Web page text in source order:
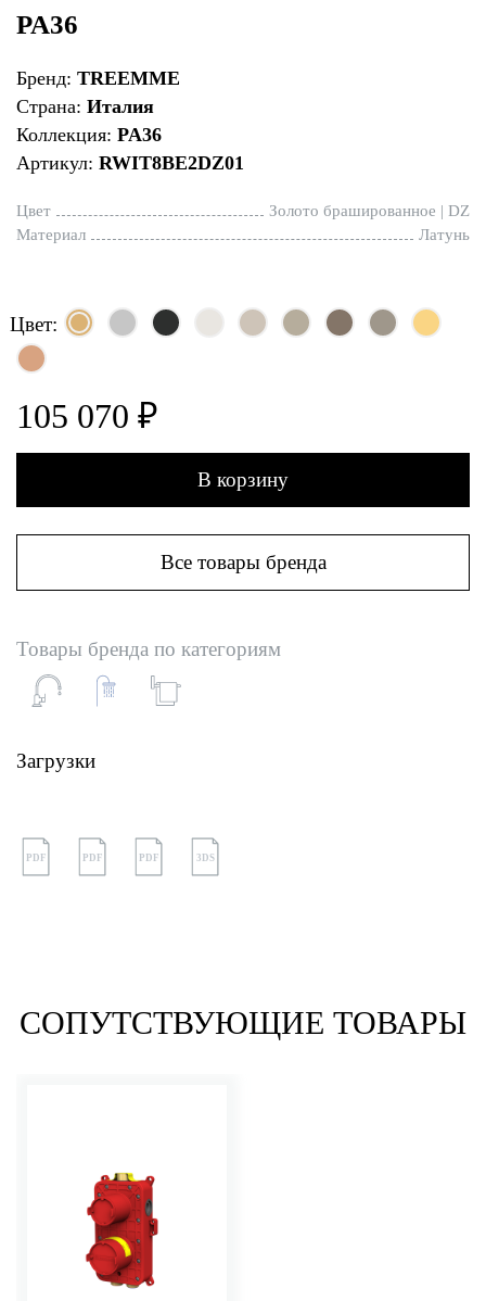
PA36
Бренд: TREEMME
Страна: Италия
Коллекция: PA36
Артикул: RWIT8BE2DZ01
Цвет
Золото брашированное | DZ
Материал
Латунь
Цвет:
105 070 ₽
В корзину
Все товары бренда
Товары бренда по категориям
Загрузки
PDF PDF PDF 3DS
СОПУТСТВУЮЩИЕ ТОВАРЫ